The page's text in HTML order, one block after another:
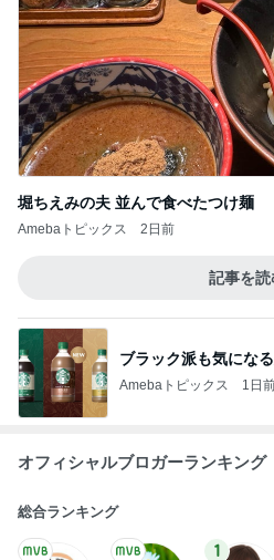
堀ちえみの夫 並んで食べたつけ麺
Amebaトピックス 2日前
記事を読
ブラック派も気にな
Amebaトピックス 1日
オフィシャルブロガーランキング
総合ランキング
1